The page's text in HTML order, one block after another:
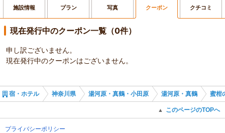
施設情報 プラン 写真 クーポン クチコミ
現在発行中のクーポン一覧（0件）
申し訳ございません。
現在発行中のクーポンはございません。
宿・ホテル 神奈川県 湯河原・真鶴・小田原 湯河原・真鶴 蜜柑
▲ このページのTOPへ
プライバシーポリシー